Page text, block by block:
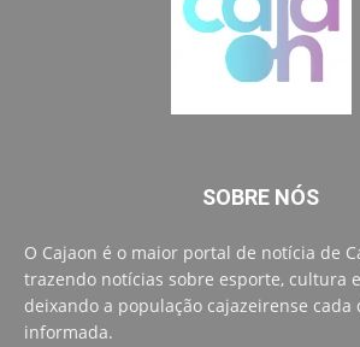
SOBRE NÓS
O Cajaon é o maior portal de notícia de
trazendo notícias sobre esporte, cultura
deixando a população cajazeirense cada
informada.